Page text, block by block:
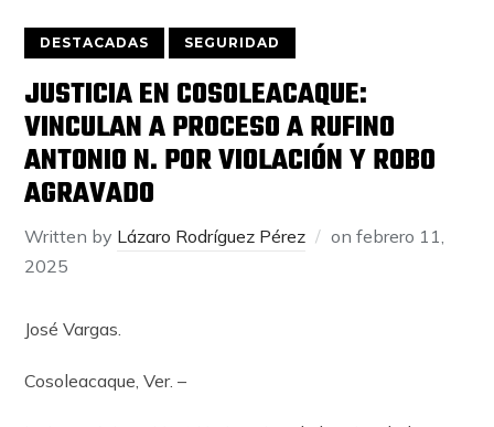
DESTACADAS SEGURIDAD
JUSTICIA EN COSOLEACAQUE:
VINCULAN A PROCESO A RUFINO
ANTONIO N. POR VIOLACIÓN Y ROBO
AGRAVADO
Written by Lázaro Rodríguez Pérez onfebrero 11,
2025
José Vargas.
Cosoleacaque, Ver. –